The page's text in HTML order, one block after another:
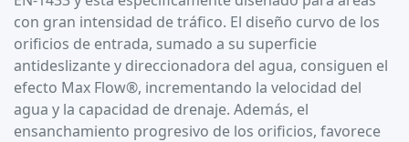
con gran intensidad de tráfico. El diseño curvo de los
orificios de entrada, sumado a su superficie
antideslizante y direccionadora del agua, consiguen el
efecto Max Flow®, incrementando la velocidad del
agua y la capacidad de drenaje. Además, el
ensanchamiento progresivo de los orificios, favorece